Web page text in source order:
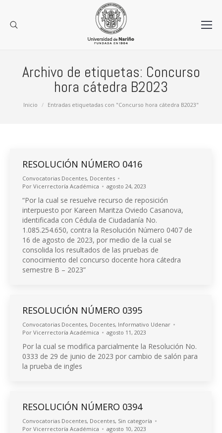
Archivo de etiquetas: Concurso
hora cátedra B2023
Estás aquí:
Inicio Entradas etiquetadas con "Concurso hora cátedra B2023"
RESOLUCIÓN NÚMERO 0416
Convocatorias Docentes, Docentes
Por Vicerrectoría Académica agosto 24, 2023
“Por la cual se resuelve recurso de reposición
interpuesto por Kareen Maritza Oviedo Casanova,
identificada con Cédula de Ciudadanía No.
1.085.254.650, contra la Resolución Número 0407 de
16 de agosto de 2023, por medio de la cual se
consolida los resultados de las pruebas de
conocimiento del concurso docente hora cátedra
semestre B – 2023”
RESOLUCIÓN NÚMERO 0395
Convocatorias Docentes, Docentes, Informativo Udenar
Por Vicerrectoría Académica agosto 11, 2023
Por la cual se modifica parcialmente la Resolución No.
0333 de 29 de junio de 2023 por cambio de salón para
la prueba de ingles
RESOLUCIÓN NÚMERO 0394
Convocatorias Docentes, Docentes, Sin categoría
Por Vicerrectoría Académica agosto 10, 2023